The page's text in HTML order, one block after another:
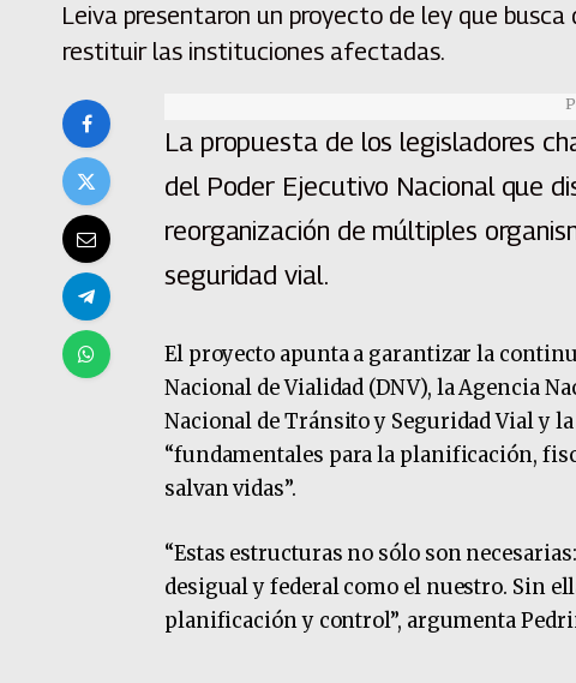
Leiva presentaron un proyecto de ley que
restituir las instituciones afectadas.
La propuesta de los legisladores
del Poder Ejecutivo Nacional que
reorganización de múltiples
seguridad vial.
El proyecto apunta a garantizar la
Nacional de Vialidad (DNV), la Agencia
Nacional de Tránsito y Seguridad Vial y
“fundamentales para la planificación,
salvan vidas”.
“Estas estructuras no sólo son
desigual y federal como el nuestro. Sin
planificación y control”, argumenta